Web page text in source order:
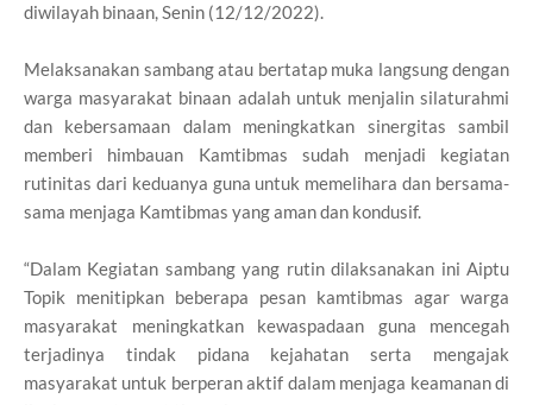
diwilayah binaan, Senin (12/12/2022).
Melaksanakan sambang atau bertatap muka langsung dengan
warga masyarakat binaan adalah untuk menjalin silaturahmi
dan kebersamaan dalam meningkatkan sinergitas sambil
memberi himbauan Kamtibmas sudah menjadi kegiatan
rutinitas dari keduanya guna untuk memelihara dan bersama-
sama menjaga Kamtibmas yang aman dan kondusif.
“Dalam Kegiatan sambang yang rutin dilaksanakan ini Aiptu
Topik menitipkan beberapa pesan kamtibmas agar warga
masyarakat meningkatkan kewaspadaan guna mencegah
terjadinya tindak pidana kejahatan serta mengajak
masyarakat untuk berperan aktif dalam menjaga keamanan di